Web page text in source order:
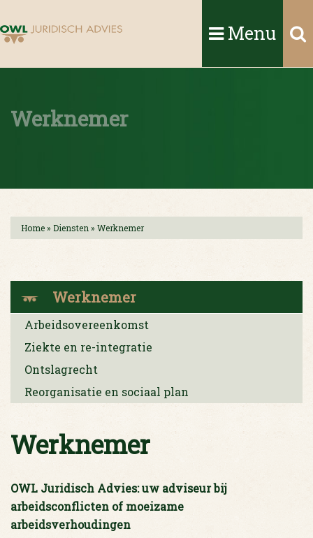
Menu
Werknemer
Home» Diensten » Werknemer
Werknemer
Arbeidsovereenkomst
Ziekte en re-integratie
Ontslagrecht
Reorganisatie en sociaal plan
Werknemer
OWL Juridisch Advies: uw adviseur bij
arbeidsconflicten of moeizame
arbeidsverhoudingen